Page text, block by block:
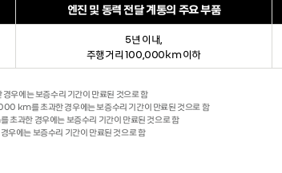
엔진 및 동력 전달 계통의 주요 부품
5년 이내,
주행거리 100,000km 이하
우에는 보증수리 기간이 만료된 것으로 함
km를 초과한 경우에는 보증수리 기간이 만료된 것으로 함
과한 경우에는 보증수리 기간이 만료된 것으로 함
에는 보증수리 기간이 만료된 것으로 함